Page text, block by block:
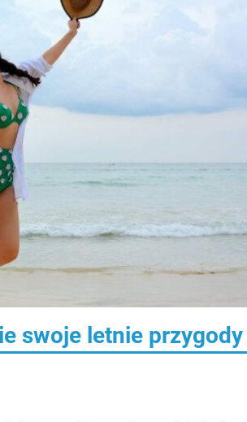
swoje letnie przygody